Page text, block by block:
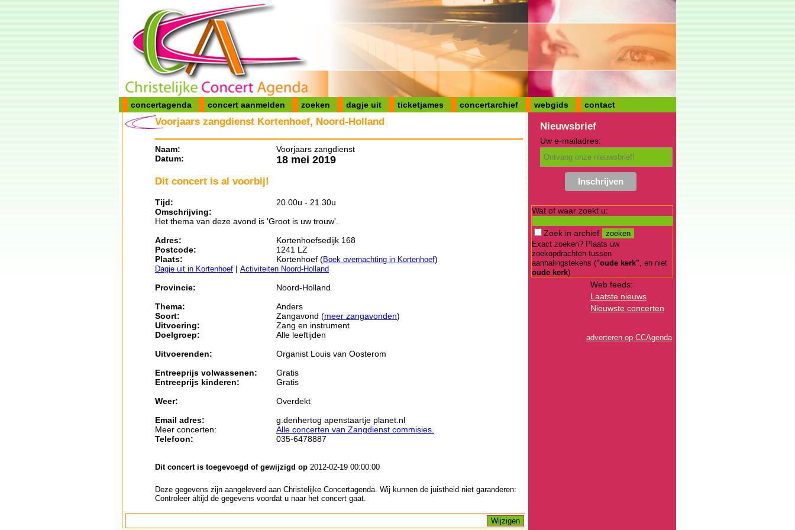
concertagenda concert aanmelden zoeken dagje uit ticketjames concertarchief webgids contact
Voorjaars zangdienst Kortenhoef, Noord-Holland
Naam:
Voorjaars zangdienst
Datum:
18 mei 2019
Dit concert is al voorbij!
Tijd:
20.00u - 21.30u
Omschrijving:
Het thema van deze avond is 'Groot is uw trouw'.
Adres:
Kortenhoefsedijk 168
Postcode:
1241 LZ
Plaats:
Kortenhoef (Boek overnachting in Kortenhoef)
Dagje uit in Kortenhoef | Activiteiten Noord-Holland
Provincie:
Noord-Holland
Thema:
Anders
Soort:
Zangavond (meer zangavonden)
Uitvoering:
Zang en instrument
Doelgroep:
Alle leeftijden
Uitvoerenden:
Organist Louis van Oosterom
Entreeprijs volwassenen:
Gratis
Entreeprijs kinderen:
Gratis
Weer:
Overdekt
Email adres:
g.denhertog apenstaartje planet.nl
Meer concerten:
Alle concerten van Zangdienst commisies.
Telefoon:
035-6478887
Dit concert is toegevoegd of gewijzigd op 2012-02-19 00:00:00
Deze gegevens zijn aangeleverd aan Christelijke Concertagenda. Wij kunnen de juistheid niet garanderen:
Controleer altijd de gegevens voordat u naar het concert gaat.
Nieuwsbrief
Uw e-mailadres:
Wat of waar zoekt u:
Zoek in archief
Exact zoeken? Plaats uw
zoekopdrachten tussen
aanhalingstekens ("oude kerk", en niet
oude kerk)
Web feeds:
Laatste nieuws
Nieuwste concerten
adverteren op CCAgenda